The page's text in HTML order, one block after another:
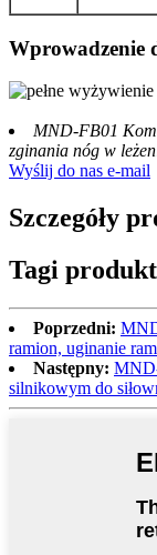
Wprowadzenie
MND-FB01
zginania nóg w
Wyślij do nas e-mail
Szczegóły
Tagi
Poprzedni:
ramion, uginanie
Następny:
silnikowym do